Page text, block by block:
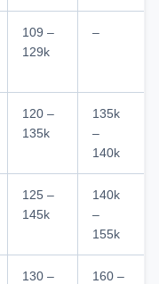
109 –
129k
–
120 –
135k
135k
–
140k
125 –
145k
140k
–
155k
130 – 160 –